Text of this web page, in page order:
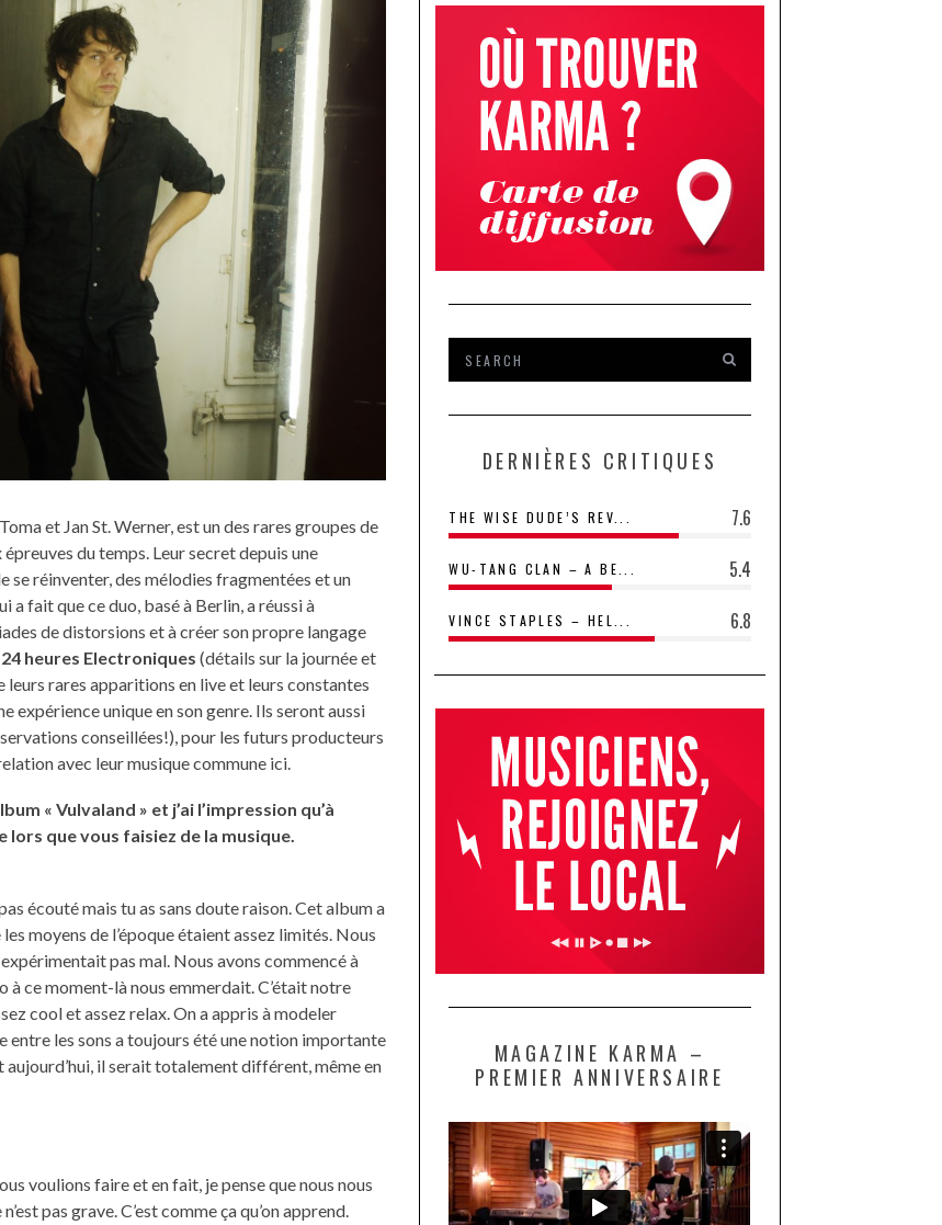
et Jan St. Werner, est un des rares groupes de
du temps. Leur secret depuis une
se réinventer, des mélodies fragmentées et un
a fait que ce duo, basé à Berlin, a réussi à
de distorsions et à créer son propre langage
24 heures Electroniques (détails sur la journée et
leurs rares apparitions en live et leurs constantes
expérience unique en son genre. Ils seront aussi
conseillées!), pour les futurs producteurs
avec leur musique commune ici.
« Vulvaland » et j’ai l’impression qu’à
lors que vous faisiez de la musique.
écouté mais tu as sans doute raison. Cet album a
moyens de l’époque étaient assez limités. Nous
pas mal. Nous avons commencé à
à ce moment-là nous emmerdait. C’était notre
cool et assez relax. On a appris à modeler
entre les sons a toujours été une notion importante
aujourd’hui, il serait totalement différent, même en
voulions faire et en fait, je pense que nous nous
pas grave. C’est comme ça qu’on apprend.
DERNIÈRES CRITIQUES
7.6
THE WISE DUDE’S REV...
5.4
WU-TANG CLAN – A BE...
6.8
VINCE STAPLES – HEL...
MAGAZINE KARMA –
PREMIER ANNIVERSAIRE